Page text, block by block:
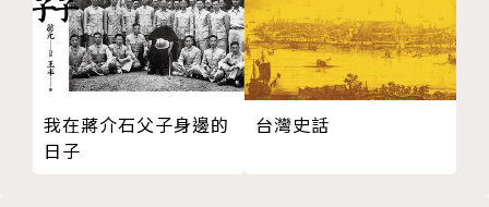
想要對抗他，也有一些人完全不想理會他。在這些不同
的主張中，還存在著千絲萬縷的細微差異。這些爭端不
僅僅是戰術上的意見分歧，也反映出美國與中國關係的
本質存在深刻的分歧，及美國自身的矛盾。1949年年
底，美國將原本主要限於歐洲的圍堵共產主義政策延伸
到亞洲。杜魯門政府制定了一項雄心勃勃的計畫──包
第三部分
第十六章 鞭炮
第十七章 任何妖魔鬼怪都逃不掉
第十八章 挖掘出所有的汙垢
第十九章 第一道閃電
第二十章 危險的交易
我在蔣介石父子身邊的
日子
台灣史話